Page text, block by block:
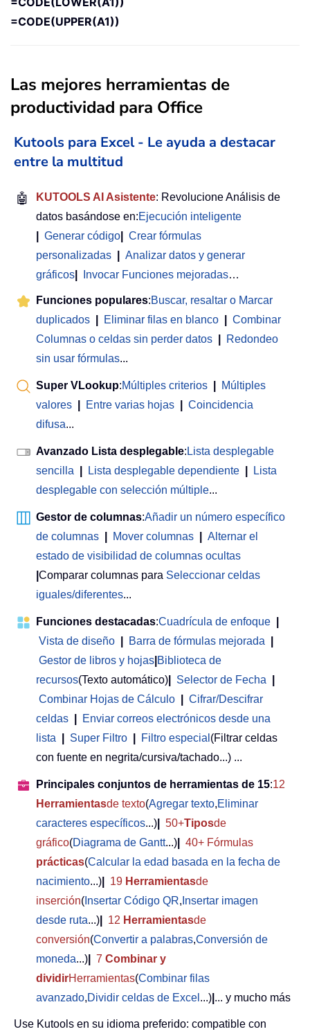
=CODE(UPPER(A1))
Las mejores herramientas de
productividad para Office
Kutools para Excel - Le ayuda a destacar
entre la multitud
🤖 KUTOOLS AI Asistente: Revolucione Análisis de
datos basándose en:Ejecución inteligente
Generar código
Crear fórmulas
personalizadas
Analizar datos y generar
gráficos
Invocar Funciones mejoradas…
Funciones populares:Buscar, resaltar o Marcar
duplicados
Eliminar filas en blanco
Combinar
Columnas o celdas sin perder datos
Redondeo
sin usar fórmulas...
Super VLookup:Múltiples criterios
Múltiples
valores
Entre varias hojas
Coincidencia
difusa...
Avanzado Lista desplegable: Lista desplegable
sencilla
Lista desplegable dependiente
Lista
desplegable con selección múltiple...
Gestor de columnas:Añadir un número específico
de columnas
Mover columnas
Alternar el
estado de visibilidad de columnas ocultas
Comparar columnas para Seleccionar celdas
iguales/diferentes...
Funciones destacadas:Cuadrícula de enfoque
Vista de diseño
Barra de fórmulas mejorada
Gestor de libros y hojas Biblioteca de
recursos(Texto automático) Selector de Fecha
Combinar Hojas de Cálculo
Cifrar/Descifrar
celdas
Enviar correos electrónicos desde una
lista
Super Filtro Filtro especial (Filtrar celdas
con fuente en negrita/cursiva/tachado...) ...
Principales conjuntos de herramientas de 15:12
Herramientasde texto(Agregar texto,Eliminar
caracteres específicos...) 50+Tiposde
gráfico(Diagrama de Gantt...)
40+ Fórmulas
prácticas(Calcular la edad basada en la fecha de
nacimiento...) 19 Herramientasde
inserción( Insertar Código QR, Insertar imagen
desde ruta...) 12 Herramientasde
conversión(Convertir a palabras,Conversión de
moneda...) 7 Combinar y
dividirHerramientas(Combinar filas
avanzado,Dividir celdas de Excel ...) ... y mucho más
Use Kutools en su idioma preferido: compatible con